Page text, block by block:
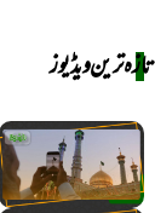
تازہ ترین ویڈیوز